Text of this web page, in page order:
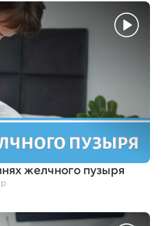
желчного пузыря